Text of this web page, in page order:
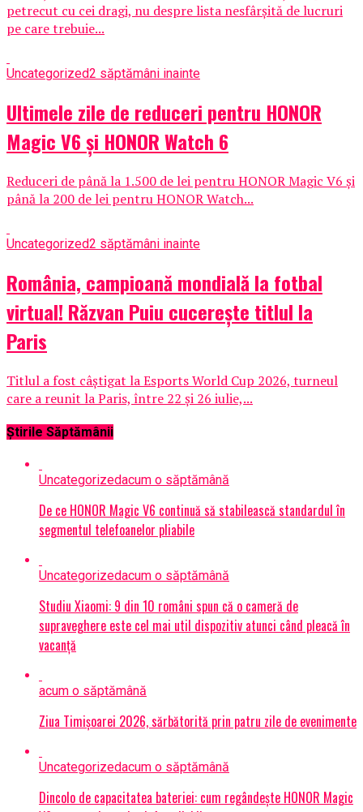
petrecut cu cei dragi, nu despre lista nesfârșită de lucruri
pe care trebuie...
Uncategorized2 săptămâni inainte
Ultimele zile de reduceri pentru HONOR
Magic V6 și HONOR Watch 6
Reduceri de până la 1.500 de lei pentru HONOR Magic V6 și
până la 200 de lei pentru HONOR Watch...
Uncategorized2 săptămâni inainte
România, campioană mondială la fotbal
virtual! Răzvan Puiu cucerește titlul la
Paris
Titlul a fost câștigat la Esports World Cup 2026, turneul
care a reunit la Paris, între 22 și 26 iulie,...
Știrile Săptămânii
Uncategorizedacum o săptămână
De ce HONOR Magic V6 continuă să stabilească standardul în
segmentul telefoanelor pliabile
Uncategorizedacum o săptămână
Studiu Xiaomi: 9 din 10 români spun că o cameră de
supraveghere este cel mai util dispozitiv atunci când pleacă în
vacanță
acum o săptămână
Ziua Timișoarei 2026, sărbătorită prin patru zile de evenimente
Uncategorizedacum o săptămână
Dincolo de capacitatea bateriei: cum regândește HONOR Magic